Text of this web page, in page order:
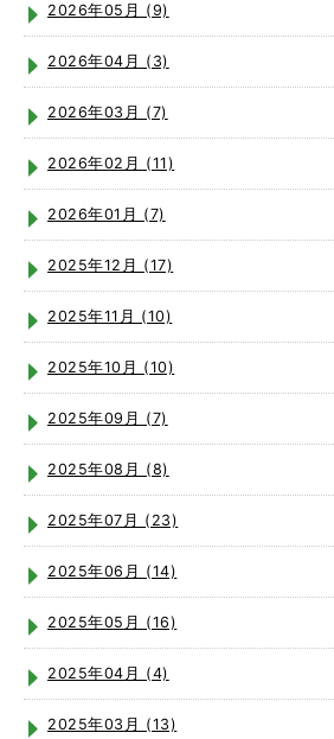
2026年05月 (9)
2026年04月 (3)
2026年03月 (7)
2026年02月 (11)
2026年01月 (7)
2025年12月 (17)
2025年11月 (10)
2025年10月 (10)
2025年09月 (7)
2025年08月 (8)
2025年07月 (23)
2025年06月 (14)
2025年05月 (16)
2025年04月 (4)
2025年03月 (13)